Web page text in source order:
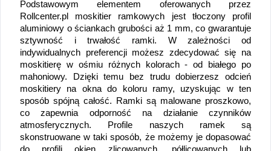
Podstawowym elementem oferowanych przez
Rollcenter.pl moskitier ramkowych jest tłoczony profil
aluminiowy o ściankach grubości aż 1 mm, co gwarantuje
sztywność i trwałość ramki. W zależności od
indywidualnych preferencji możesz zdecydować się na
moskitierę w ośmiu różnych kolorach - od białego po
mahoniowy. Dzięki temu bez trudu dobierzesz odcień
moskitiery na okna do koloru ramy, uzyskując w ten
sposób spójną całość. Ramki są malowane proszkowo,
co zapewnia odporność na działanie czynników
atmosferycznych. Profile naszych ramek są
skonstruowane w taki sposób, że możemy je dopasować